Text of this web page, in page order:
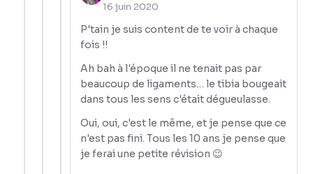
16 juin 2020
P'tain je suis content de te voir à chaque
fois !!
Ah bah à l'époque il ne tenait pas par
beaucoup de ligaments… le tibia bougeait
dans tous les sens c'était dégueulasse.
Oui, oui, c'est le même, et je pense que ce
n'est pas fini. Tous les 10 ans je pense que
je ferai une petite révision 😉